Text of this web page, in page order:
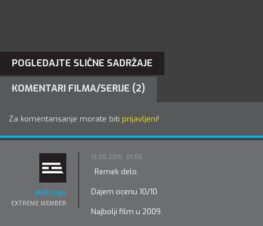
POGLEDAJTE SLIČNE SADRŽAJE
KOMENTARI FILMA/SERIJE (2)
Za komentarisanje morate biti prijavljeni!
aleksayu
EXTREME MEMBER
13.05.2015. 01:06
Remek delo.
Dajem ocenu 10/10
Najbolji film u 2009.